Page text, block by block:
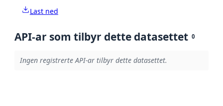
Last ned
API-ar som tilbyr dette datasettet 0
Ingen registrerte API-ar tilbyr dette datasettet.